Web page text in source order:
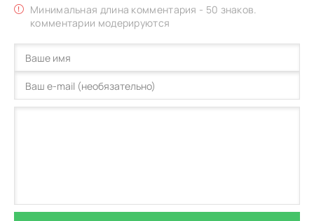
Минимальная длина комментария - 50 знаков.
комментарии модерируются